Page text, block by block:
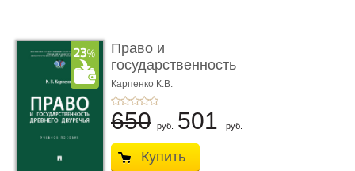
Право и
государственность
Древнего Двуречья. �
...
Карпенко К.В.
650 руб. 501 руб.
Купить